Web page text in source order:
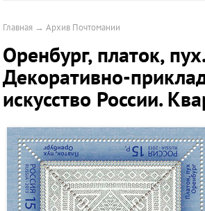
Главная →Архив Почтомании
Оренбург, платок, пух.
Декоративно-
искусство России.